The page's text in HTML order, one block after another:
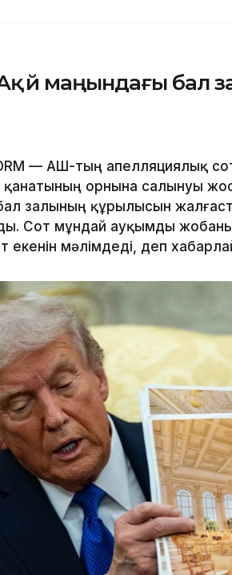
үй маңындағы бал
— АҚШ-тың апелляциялық
орнына салынуы
залының құрылысын
Сот мұндай ауқымды жобаны
екенін мәлімдеді, деп